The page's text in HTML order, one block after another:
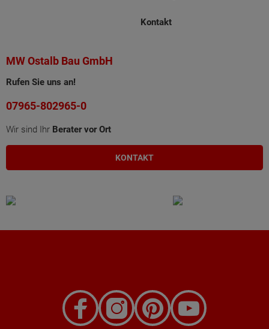
Kontakt
MW Ostalb Bau GmbH
Rufen Sie uns an!
07965-802965-0
Wir sind Ihr Berater vor Ort
KONTAKT